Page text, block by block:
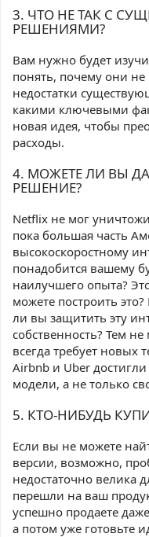
3. ЧТО НЕ ТАК С
РЕШЕНИЯМИ?
Вам нужно будет
понять, почему они
недостатки
какими ключевыми
новая идея, чтобы
расходы.
4. МОЖЕТЕ ЛИ ВЫ
РЕШЕНИЕ?
Netflix не мог
пока большая часть
высокоскоростному
понадобится вашему
наилучшего опыта?
можете построить
ли вы защитить эту
собственность? Тем
всегда требует новых
Airbnb и Uber
модели, а не только
5. КТО-НИБУДЬ
Если вы не можете
версии, возможно,
недостаточно велика
перешли на ваш
успешно продаете
а потом уже готовьте